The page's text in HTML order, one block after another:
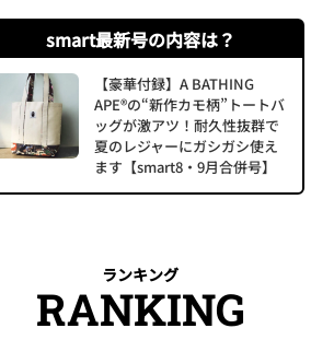
smart最新号の内容は？
【豪華付録】A BATHING
APE®の“新作カモ柄”トートバ
ッグが激アツ！耐久性抜群で
夏のレジャーにガシガシ使え
ます【smart8・9月合併号】
ランキング
RANKING